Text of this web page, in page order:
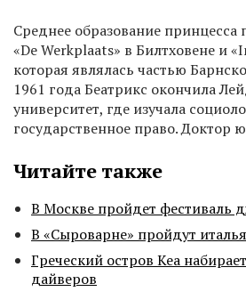
Среднее образование принцесса
«De Werkplaats» в Билтховене и
которая являлась частью
1961 года Беатрикс окончила
университет, где изучала
государственное право. Доктор
Читайте также
В Москве пройдет фестиваль
В «Сыроварне» пройдут
Греческий остров Кеа
дайверов